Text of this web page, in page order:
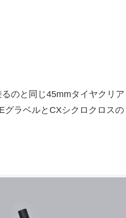
のと同じ45mmタイヤクリア
グラベルと CXシクロクロスの